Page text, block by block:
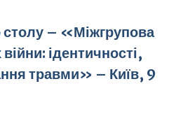
столу – «Міжгрупова
ідентичності,
травми» – Київ, 9